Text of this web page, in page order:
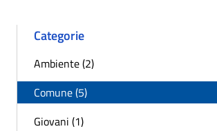
Categorie
Ambiente (2)
Comune (5)
Giovani (1)